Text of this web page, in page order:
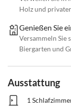
Holz und
Genießen Sie
Versammeln Sie
Biergarten und
Ausstattung
1